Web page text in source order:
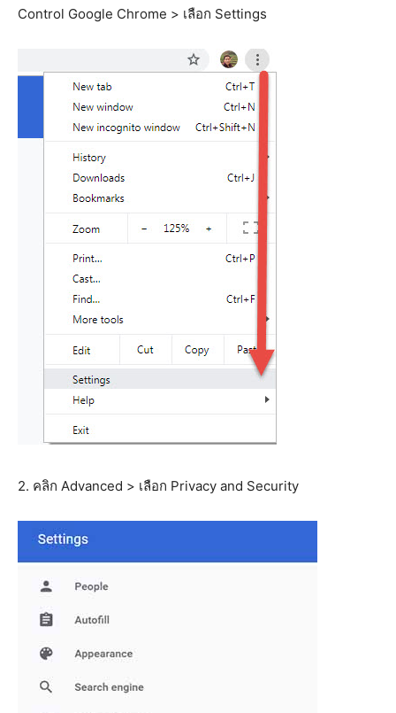
Control Google Chrome > เลือก Settings
2. คลิก Advanced > เลือก Privacy and Security